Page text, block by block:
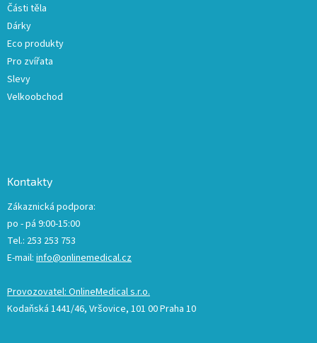
Části těla
Dárky
Eco produkty
Pro zvířata
Slevy
Velkoobchod
Kontakty
Zákaznická podpora:
po - pá 9:00-15:00
Tel.: 253 253 753
E-mail: info@onlinemedical.cz
Provozovatel: OnlineMedical s.r.o.
Kodaňská 1441/46, Vršovice, 101 00 Praha 10